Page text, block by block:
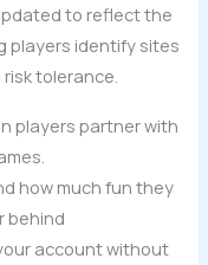
to reflect the
players identify sites
tolerance.
players partner with
how much fun they
behind
account without